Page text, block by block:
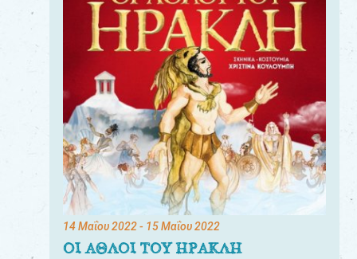
14 Μαΐου 2022- 15 Μαΐου 2022
ΟΙ ΑΘΛΟΙ ΤΟΥ ΗΡΑΚΛΗ